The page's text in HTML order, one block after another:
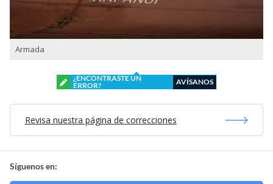
Armada
¿ENCONTRASTE UN
ERROR?
AVÍSANOS
Revisa nuestra página de correcciones
Síguenos en: